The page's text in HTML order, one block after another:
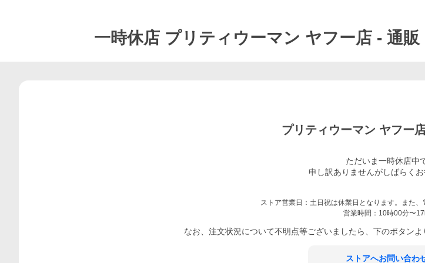
一時休店 プリティウーマン ヤフー店 - 通販
プリティウーマン ヤフー
ただいま一時休店中
申し訳ありませんがしばらくお
ストア営業日： 土日祝は休業日となります。また、
営業時間： 10時00分〜
なお、注文状況について不明点等ございましたら、下のボタンよ
ストアへお問い合わ